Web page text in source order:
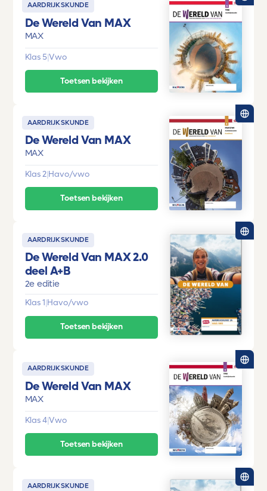
AARDRIJKSKUNDE
De Wereld Van MAX
MAX
Klas 5|Vwo
Toetsen bekijken
AARDRIJKSKUNDE
De Wereld Van MAX
MAX
Klas 2|Havo/vwo
Toetsen bekijken
AARDRIJKSKUNDE
De Wereld Van MAX 2.0
deel A+B
2e editie
Klas 1 Havo/vwo
Toetsen bekijken
AARDRIJKSKUNDE
De Wereld Van MAX
MAX
Klas 4|Vwo
Toetsen bekijken
AARDRIJKSKUNDE